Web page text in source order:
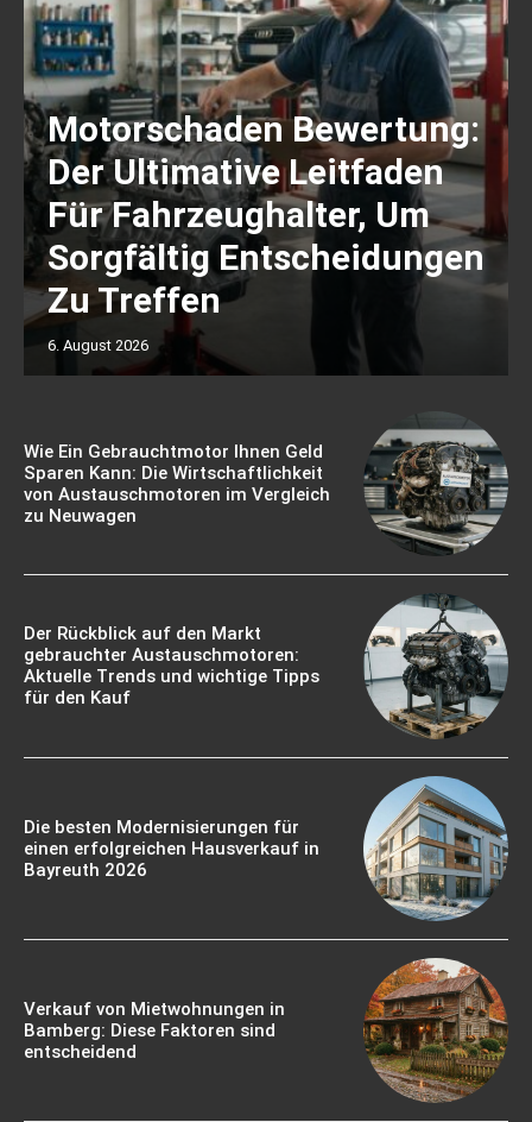
Motorschaden Bewertung:
Der Ultimative Leitfaden
Für Fahrzeughalter, Um
Sorgfältig Entscheidungen
Zu Treffen
6. August 2026
Wie Ein Gebrauchtmotor Ihnen Geld
Sparen Kann: Die Wirtschaftlichkeit
von Austauschmotoren im Vergleich
zu Neuwagen
Der Rückblick auf den Markt
gebrauchter Austauschmotoren:
Aktuelle Trends und wichtige Tipps
für den Kauf
Die besten Modernisierungen für
einen erfolgreichen Hausverkauf in
Bayreuth 2026
Verkauf von Mietwohnungen in
Bamberg: Diese Faktoren sind
entscheidend